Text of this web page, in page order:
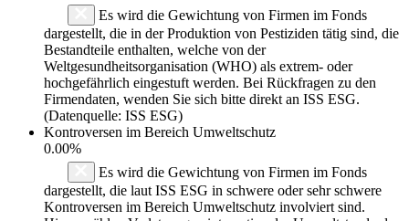
Es wird die Gewichtung von Firmen im Fonds
dargestellt, die in der Produktion von Pestiziden tätig sind, die
Bestandteile enthalten, welche von der
Weltgesundheitsorganisation (WHO) als extrem- oder
hochgefährlich eingestuft werden. Bei Rückfragen zu den
Firmendaten, wenden Sie sich bitte direkt an ISS ESG.
(Datenquelle: ISS ESG)
Kontroversen im Bereich Umweltschutz
0.00%
Es wird die Gewichtung von Firmen im Fonds
dargestellt, die laut ISS ESG in schwere oder sehr schwere
Kontroversen im Bereich Umweltschutz involviert sind.